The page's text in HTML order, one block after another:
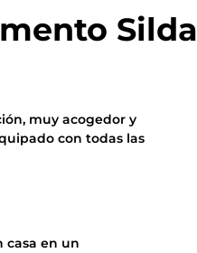
Silda
muy acogedor y
con todas las
casa en un